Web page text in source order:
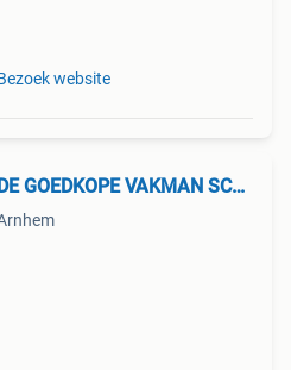
website
DE GOEDKOPE VAKMAN SCHILDER